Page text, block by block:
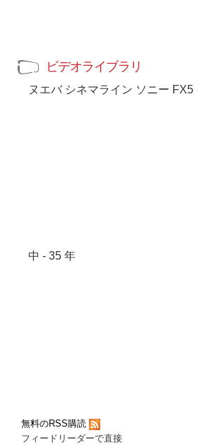
ビデオライブラリ
ヌエバ シネマライン ソニー FX5
中 - 35 年
無料のRSS購読
フィードリーダーで直接